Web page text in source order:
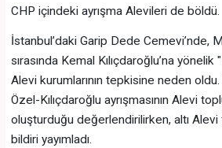
CHP içindeki ayrışma Alevileri de böldü.
İstanbul’daki Garip Dede Cemevi’nde,
sırasında Kemal Kılıçdaroğlu’na
Alevi kurumlarının tepkisine neden
Özel-Kılıçdaroğlu ayrışmasının Alevi
oluşturduğu değerlendirilirken, altı
bildiri yayımladı.